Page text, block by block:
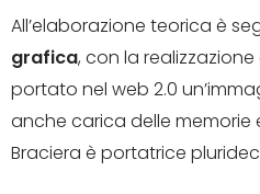
All’elaborazione teorica è
grafica, con la
portato nel web 2.0
anche carica delle memorie
Braciera è portatrice